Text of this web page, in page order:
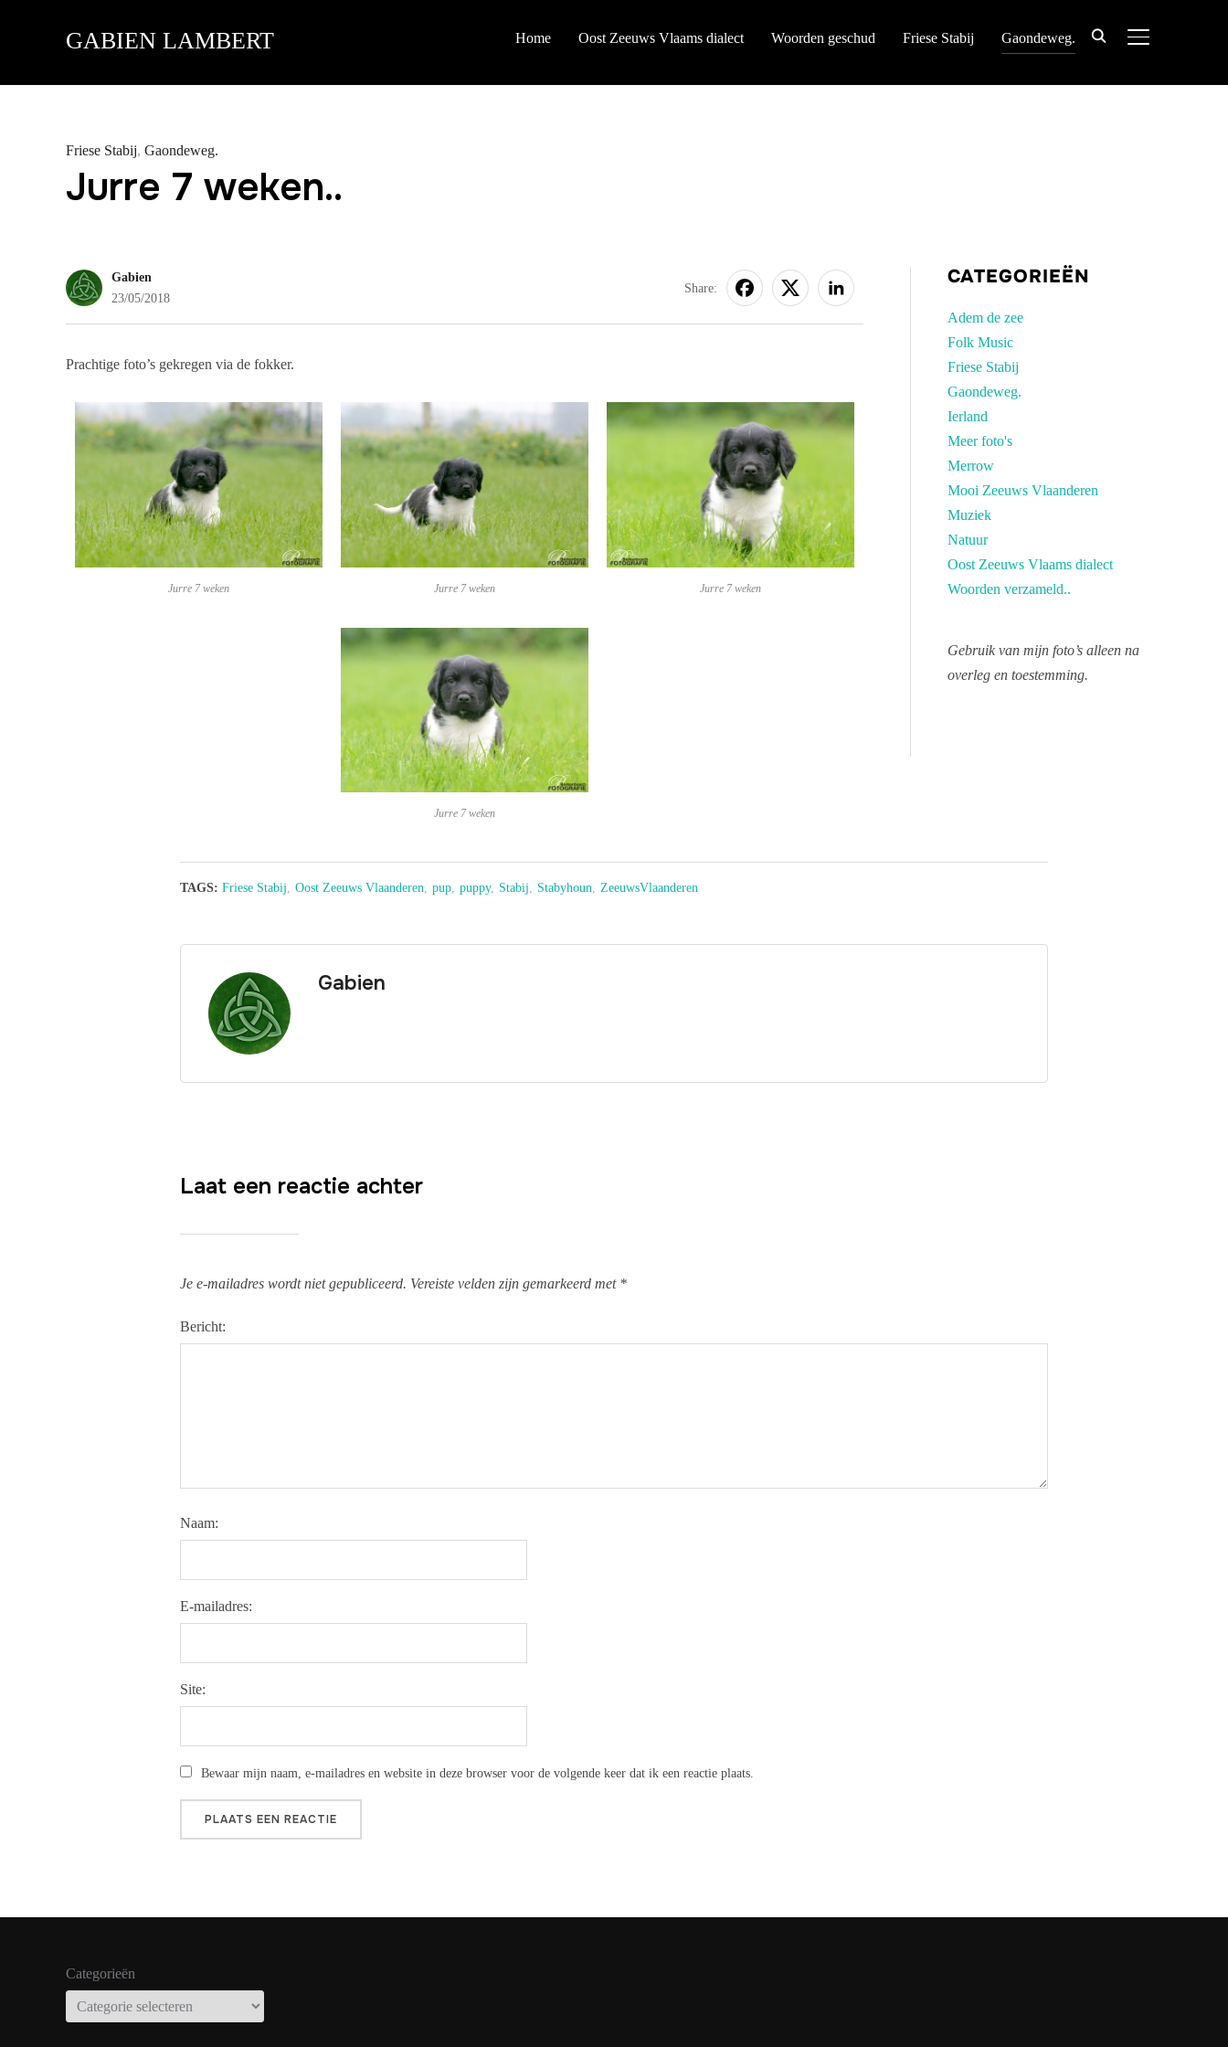
GABIEN LAMBERT TOGGLE
Home Oost Zeeuws Vlaams dialect Woorden geschud Friese Stabij Gaondeweg.
Friese Stabij, Gaondeweg.
Jurre 7 weken..
Gabien
23/05/2018
Share:
Prachtige foto’s gekregen via de fokker.
Jurre 7 weken Jurre 7 weken Jurre 7 weken
Jurre 7 weken
CATEGORIEËN
Adem de zee
Folk Music
Friese Stabij
Gaondeweg.
Ierland
Meer foto's
Merrow
Mooi Zeeuws Vlaanderen
Muziek
Natuur
Oost Zeeuws Vlaams dialect
Woorden verzameld..
Gebruik van mijn foto’s alleen na
overleg en toestemming.
TAGS: Friese Stabij, Oost Zeeuws Vlaanderen, pup, puppy, Stabij, Stabyhoun, ZeeuwsVlaanderen
Gabien
Laat een reactie achter
Je e-mailadres wordt niet gepubliceerd. Vereiste velden zijn gemarkeerd met *
Bericht:
Naam:
E-mailadres:
Site:
Bewaar mijn naam, e-mailadres en website in deze browser voor de volgende keer dat ik een reactie plaats.
Categorieën